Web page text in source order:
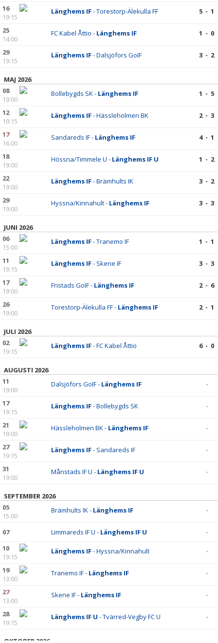
16
19:15
Länghems IF- Torestorp-Älekulla FF 5 - 1
25
14:00
FC Kabel Åttio - Länghems IF 1 - 0
29
19:15
Länghems IF- Dalsjöfors GoIF 3 - 2
MAJ 2026
08
19:00
Bollebygds SK - Länghems IF 1 - 5
12
19:15
Länghems IF- Hässleholmen BK 2 - 3
17
16:00
Sandareds IF - Länghems IF 4 - 1
18
19:00
Hössna/Timmele U - Länghems IF U 1 - 2
22
19:00
Länghems IF- Brämhults IK 3 - 2
29
19:00
Hyssna/Kinnahult - Länghems IF 3 - 3
JUNI 2026
06
15:00
Länghems IF- Tranemo IF 1 - 1
11
19:15
Länghems IF- Skene IF 3 - 3
17
19:00
Fristads GoIF - Länghems IF 2 - 6
26
19:00
Torestorp-Älekulla FF - Länghems IF 2 - 1
JULI 2026
02
19:15
Länghems IF- FC Kabel Åttio 6 - 0
AUGUSTI 2026
11
19:00
Dalsjöfors GoIF - Länghems IF -
17
19:15
Länghems IF- Bollebygds SK -
21
19:00
Hässleholmen BK - Länghems IF -
27
19:15
Länghems IF- Sandareds IF -
31
19:00
Månstads IF U - Länghems IF U -
SEPTEMBER 2026
05
15:00
Brämhults IK - Länghems IF -
07 Limmareds IF U - Länghems IF U
-
10
19:15
Länghems IF- Hyssna/Kinnahult -
19
13:00
Tranemo IF - Länghems IF -
27
13:00
Skene IF - Länghems IF -
28
19:15
Länghems IF U - Tvärred-Vegby FC U -
OKTOBER 2026